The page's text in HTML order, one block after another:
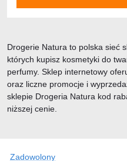
Zadowolony
Drogerie Natura to polska sieć
których kupisz kosmetyki do
perfumy. Sklep internetowy
oraz liczne promocje i
sklepie Drogeria Natura kod
niższej cenie.